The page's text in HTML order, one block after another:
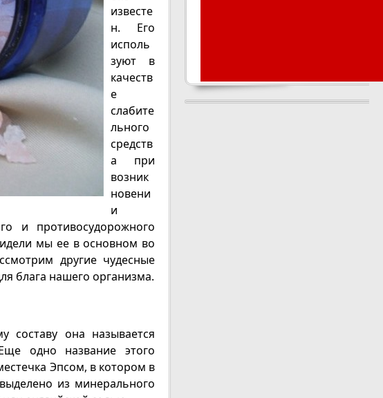
известе
н. Его
исполь
зуют в
качеств
е
слабите
льного
средств
а при
возник
новени
и
и противосудорожного
мы ее в основном во
другие чудесные
блага нашего организма.
составу она называется
одно название этого
Эпсом, в котором в
из минерального